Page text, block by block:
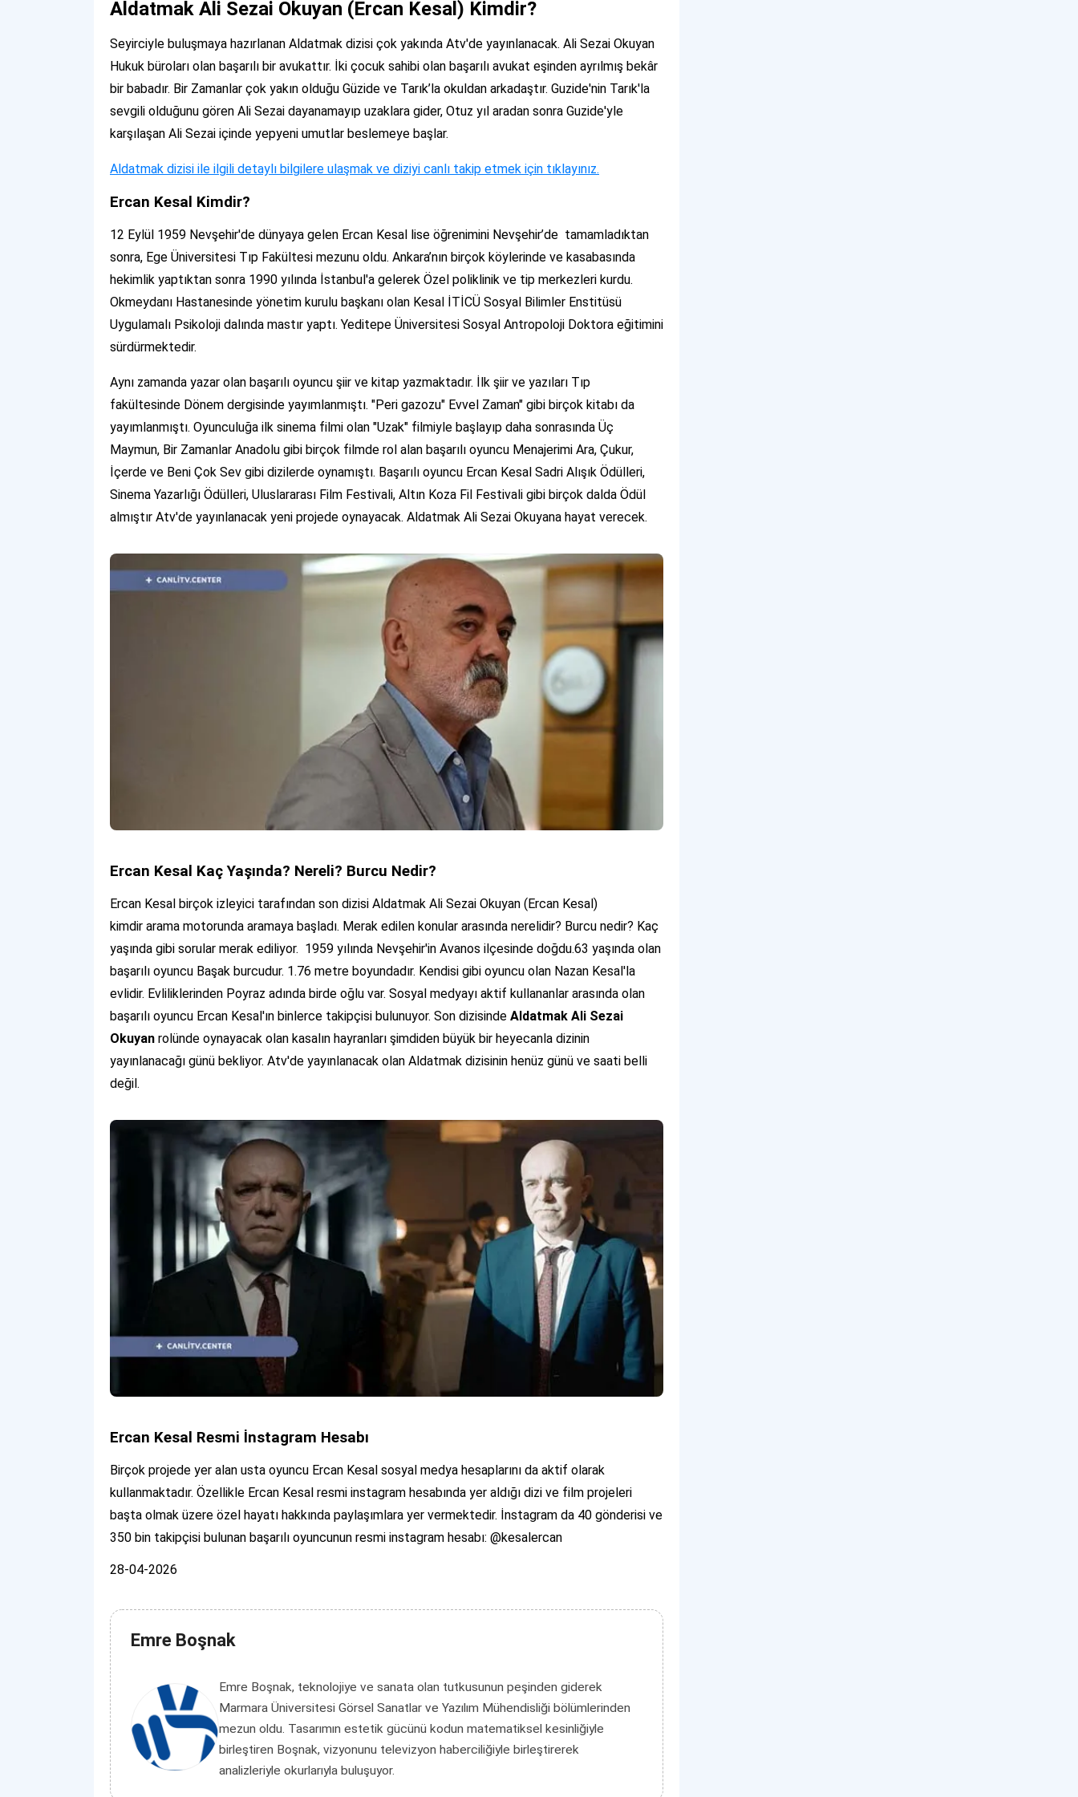
Aldatmak Ali Sezai Okuyan (Ercan Kesal) Kimdir?
Seyirciyle buluşmaya hazırlanan Aldatmak dizisi çok yakında Atv'de yayınlanacak. Ali Sezai Okuyan
Hukuk büroları olan başarılı bir avukattır. İki çocuk sahibi olan başarılı avukat eşinden ayrılmış bekâr
bir babadır. Bir Zamanlar çok yakın olduğu Güzide ve Tarık’la okuldan arkadaştır. Guzide'nin Tarık'la
sevgili olduğunu gören Ali Sezai dayanamayıp uzaklara gider, Otuz yıl aradan sonra Guzide'yle
karşılaşan Ali Sezai içinde yepyeni umutlar beslemeye başlar.
Aldatmak dizisi ile ilgili detaylı bilgilere ulaşmak ve diziyi canlı takip etmek için tıklayınız.
Ercan Kesal Kimdir?
12 Eylül 1959 Nevşehir'de dünyaya gelen Ercan Kesal lise öğrenimini Nevşehir’de tamamladıktan
sonra, Ege Üniversitesi Tıp Fakültesi mezunu oldu. Ankara’nın birçok köylerinde ve kasabasında
hekimlik yaptıktan sonra 1990 yılında İstanbul'a gelerek Özel poliklinik ve tip merkezleri kurdu.
Okmeydanı Hastanesinde yönetim kurulu başkanı olan Kesal İTİCÜ Sosyal Bilimler Enstitüsü
Uygulamalı Psikoloji dalında mastır yaptı. Yeditepe Üniversitesi Sosyal Antropoloji Doktora eğitimini
sürdürmektedir.
Aynı zamanda yazar olan başarılı oyuncu şiir ve kitap yazmaktadır. İlk şiir ve yazıları Tıp
fakültesinde Dönem dergisinde yayımlanmıştı. "Peri gazozu" Evvel Zaman" gibi birçok kitabı da
yayımlanmıştı. Oyunculuğa ilk sinema filmi olan "Uzak" filmiyle başlayıp daha sonrasında Üç
Maymun, Bir Zamanlar Anadolu gibi birçok filmde rol alan başarılı oyuncu Menajerimi Ara, Çukur,
İçerde ve Beni Çok Sev gibi dizilerde oynamıştı. Başarılı oyuncu Ercan Kesal Sadri Alışık Ödülleri,
Sinema Yazarlığı Ödülleri, Uluslararası Film Festivali, Altın Koza Fil Festivali gibi birçok dalda Ödül
almıştır Atv'de yayınlanacak yeni projede oynayacak. Aldatmak Ali Sezai Okuyana hayat verecek.
Ercan Kesal Kaç Yaşında? Nereli? Burcu Nedir?
Ercan Kesal birçok izleyici tarafından son dizisi Aldatmak Ali Sezai Okuyan (Ercan Kesal)
kimdir arama motorunda aramaya başladı. Merak edilen konular arasında nerelidir? Burcu nedir? Kaç
yaşında gibi sorular merak ediliyor. 1959 yılında Nevşehir'in Avanos ilçesinde doğdu.63 yaşında olan
başarılı oyuncu Başak burcudur. 1.76 metre boyundadır. Kendisi gibi oyuncu olan Nazan Kesal'la
evlidir. Evliliklerinden Poyraz adında birde oğlu var. Sosyal medyayı aktif kullananlar arasında olan
başarılı oyuncu Ercan Kesal'ın binlerce takipçisi bulunuyor. Son dizisinde Aldatmak Ali Sezai
Okuyan rolünde oynayacak olan kasalın hayranları şimdiden büyük bir heyecanla dizinin
yayınlanacağı günü bekliyor. Atv'de yayınlanacak olan Aldatmak dizisinin henüz günü ve saati belli
değil.
Ercan Kesal Resmi İnstagram Hesabı
Birçok projede yer alan usta oyuncu Ercan Kesal sosyal medya hesaplarını da aktif olarak
kullanmaktadır. Özellikle Ercan Kesal resmi instagram hesabında yer aldığı dizi ve film projeleri
başta olmak üzere özel hayatı hakkında paylaşımlara yer vermektedir. İnstagram da 40 gönderisi ve
350 bin takipçisi bulunan başarılı oyuncunun resmi instagram hesabı: @kesalercan
28-04-2026
Emre Boşnak
Emre Boşnak, teknolojiye ve sanata olan tutkusunun peşinden giderek
Marmara Üniversitesi Görsel Sanatlar ve Yazılım Mühendisliği bölümlerinden
mezun oldu. Tasarımın estetik gücünü kodun matematiksel kesinliğiyle
birleştiren Boşnak, vizyonunu televizyon haberciliğiyle birleştirerek
analizleriyle okurlarıyla buluşuyor.